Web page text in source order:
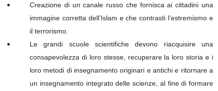
Creazione di un canale russo che fornisca ai cittadini una
immagine corretta dell’Islam e che contrasti l’estremismo e
il terrorismo.
Le grandi scuole scientifiche devono riacquisire una
consapevolezza di loro stesse, recuperare la loro storia e i
loro metodi di insegnamento originari e antichi e ritornare a
un insegnamento integrato delle scienze, al fine di formare